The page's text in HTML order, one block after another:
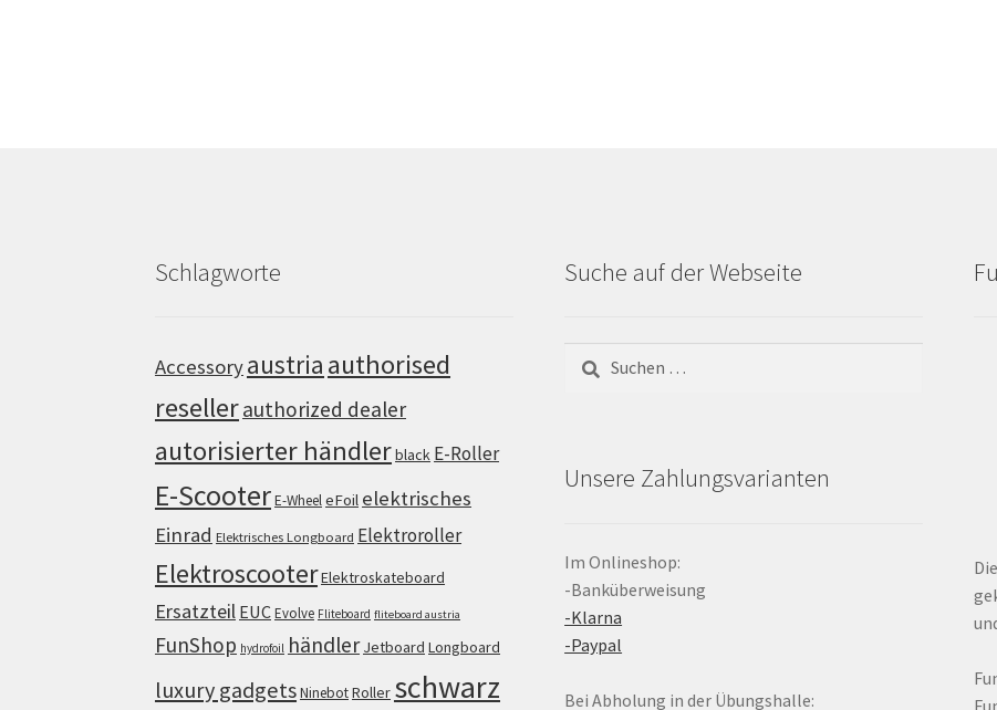
Schlagworte
Accessoryaustria authorised
resellerauthorized dealer
autorisierter händlerblack E-Roller
E-ScooterE-WheeleFoil elektrisches
Einrad Elektrisches Longboard Elektroroller
ElektroscooterElektroskateboard
Ersatzteil EUCEvolve Fliteboard fliteboard austria
FunShop hydrofoil händler Jetboard Longboard
luxury gadgetsNinebotRoller schwarz
Suche auf der Webseite
nach:
Unsere Zahlungsvarianten
Im Onlineshop:
-Banküberweisung
-Klarna
-Paypal
Bei Abholung in der Übungshalle: